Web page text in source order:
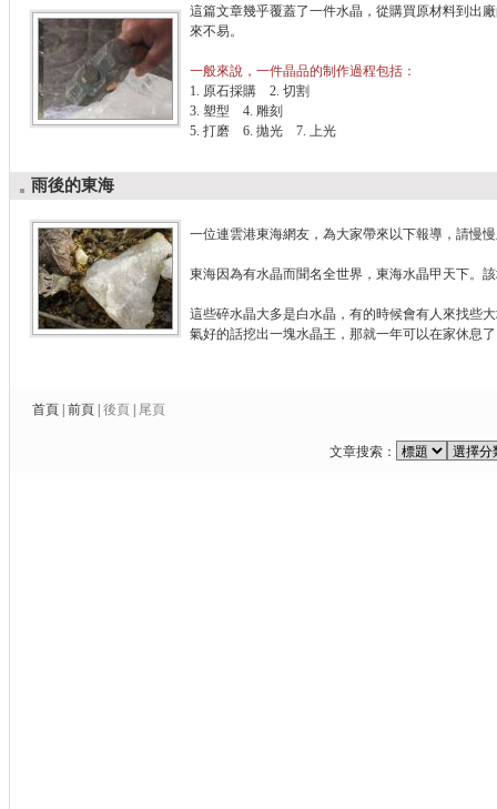
這篇文章幾乎覆蓋了一件水晶，從購買原材料到出
來不易。
一般來說，一件晶品的制作過程包括：
1. 原石採購 2. 切割
3. 塑型 4. 雕刻
5. 打磨 6. 拋光 7. 上光
雨後的東海
一位連雲港東海網友，為大家帶來以下報導，請慢
東海因為有水晶而聞名全世界，東海水晶甲天下。
這些碎水晶大多是白水晶，有的時候會有人來找些
氣好的話挖出一塊水晶王，那就一年可以在家休息
首頁 前頁 後頁 尾頁
文章搜索：